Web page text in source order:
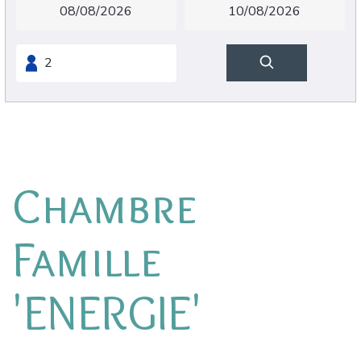
Chambre
Famille
'ENERGIE'